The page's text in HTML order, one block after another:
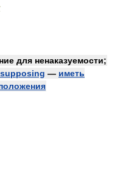
для ненаказуемости;
— иметь